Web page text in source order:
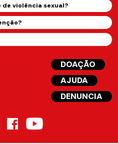
violência sexual?
DOAÇÃO
AJUDA
DENUNCIA